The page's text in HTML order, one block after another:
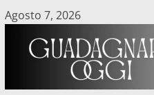
Vai
contenuto
Agosto 7, 2026